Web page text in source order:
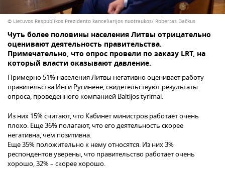
© Lietuvos Respublikos Prezidento kanceliarijos nuotraukos/ Robertas Dačkus
Чуть более половины населения Литвы отрицательно
оценивают деятельность правительства.
Примечательно, что опрос провели по заказу LRT, на
который власти оказывают давление.
Примерно 51% населения Литвы негативно оценивает работу
правительства Инги Ругинене, свидетельствуют результаты
опроса, проведенного компанией Baltijos tyrimai.
Из них 15% считают, что Кабинет министров работает очень
плохо. Еще 36% полагают, что его деятельность скорее
негативна, чем позитивна.
Еще 35% положительно к нему относятся. Из них 3%
респондентов уверены, что правительство работает очень
хорошо, 32% – скорее хорошо.